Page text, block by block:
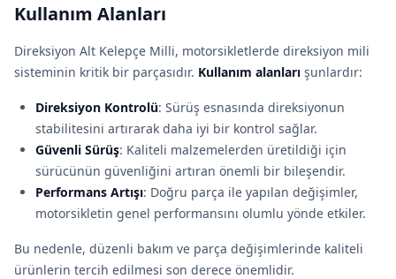
Kullanım Alanları
Direksiyon Alt Kelepçe Milli, motorsikletlerde direksiyon mili
sisteminin kritik bir parçasıdır. Kullanım alanları şunlardır:
Direksiyon Kontrolü: Sürüş esnasında direksiyonun
stabilitesini artırarak daha iyi bir kontrol sağlar.
Güvenli Sürüş: Kaliteli malzemelerden üretildiği için
sürücünün güvenliğini artıran önemli bir bileşendir.
Performans Artışı: Doğru parça ile yapılan değişimler,
motorsikletin genel performansını olumlu yönde etkiler.
Bu nedenle, düzenli bakım ve parça değişimlerinde kaliteli
ürünlerin tercih edilmesi son derece önemlidir.